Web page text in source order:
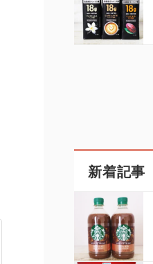
新着記事